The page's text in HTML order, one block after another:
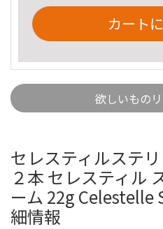
カート
欲しいもの
セレスティルステ
２本 セレスティル
ーム 22g
細情報